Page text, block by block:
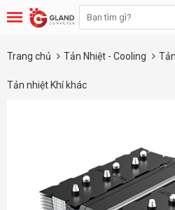
Trang chủ Tản Nhiệt - Cooling
Tản nhiệt Khí khác